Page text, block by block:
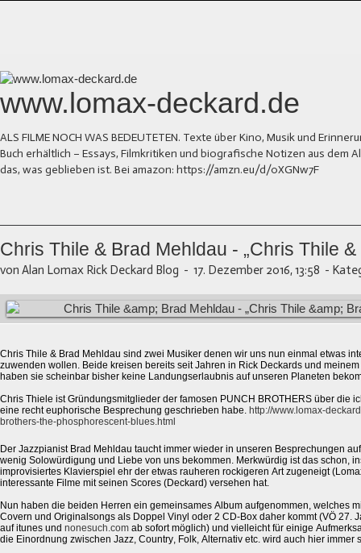
www.lomax-deckard.de
ALS FILME NOCH WAS BEDEUTETEN. Texte über Kino, Musik und
Buch erhältlich – Essays, Filmkritiken und biografische Notizen aus dem
das, was geblieben ist. Bei amazon: https://amzn.eu/d/0XGNw7F
Chris Thile & Brad Mehldau - „Chris Thile
von Alan Lomax Rick Deckard Blog - 17. Dezember 2016, 13:58 -
Chris Thile & Brad Mehldau sind zwei Musiker denen wir uns nun einmal etwas
zuwenden wollen. Beide kreisen bereits seit Jahren in Rick Deckards und
haben sie scheinbar bisher keine Landungserlaubnis auf unseren Planeten
Chris Thiele ist Gründungsmitglieder der famosen PUNCH BROTHERS über die
eine recht euphorische Besprechung geschrieben habe. http://www.lomax-
brothers-the-phosphorescent-blues.html
Der Jazzpianist Brad Mehldau taucht immer wieder in unseren Besprechungen
wenig Solowürdigung und Liebe von uns bekommen. Merkwürdig ist das schon,
improvisiertes Klavierspiel ehr der etwas rauheren rockigeren Art zugeneigt
interessante Filme mit seinen Scores (Deckard) versehen hat.
Nun haben die beiden Herren ein gemeinsames Album aufgenommen, welches
Covern und Originalsongs als Doppel Vinyl oder 2 CD-Box daher kommt (VÖ 27.
auf itunes und nonesuch.com ab sofort möglich) und vielleicht für einige
die Einordnung zwischen Jazz, Country, Folk, Alternativ etc. wird auch hier immer